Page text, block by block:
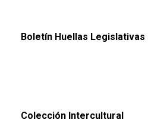
Boletín Huellas Legislativas
Colección Intercultural